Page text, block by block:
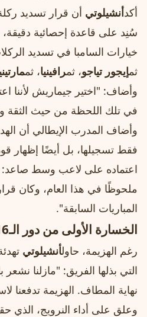
أكدأنشيلوتي
سُنِد على قاعدة إحصائية
خيارات السامبا في تسديد
ثمإيجور تياجو، ثمرافينيا، ثم
وأضاف: "اختير جيماريش لأننا
في تلك اللحظة من حيث الثقة
وأضاف المدرب الإيطالي أن
فقط تسجيلها، بل أيضًا إظهار
اعتماده على لاعب وسط صاعد:
ملحوظًا في هذا العام، وكان
المباريات السابقة".
الخسارة الأولى من دور الـ16 منذ 1990
رغم الهزيمة، حاولأنشيلوتي
التي بذلها الفريق: "مازلنا
نهاية المطاف. الهزيمة تدفعنا